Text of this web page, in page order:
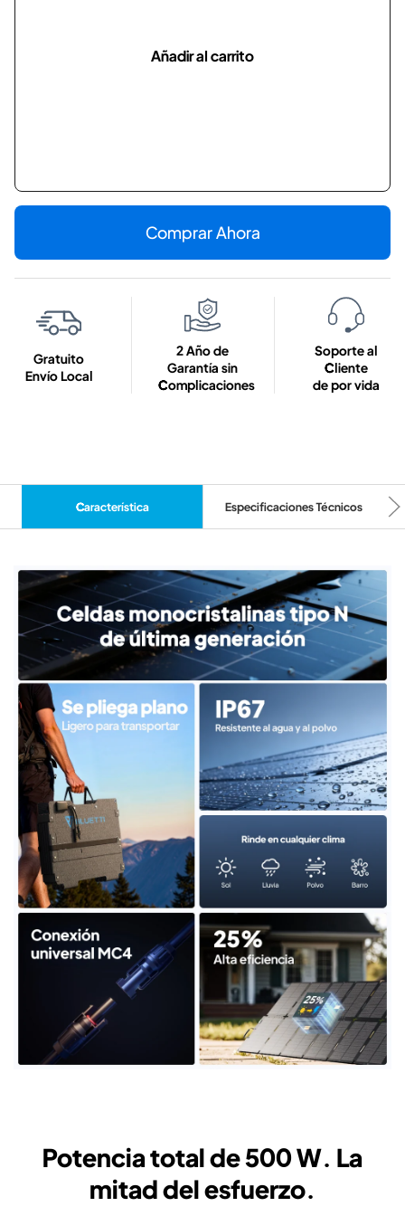
Añadir al carrito
Comprar Ahora
Gratuito
Envío Local
2 Año de
Garantía sin
Complicaciones
Soporte al
Cliente
de por vida
Característica Especificaciones Técnicos
Potencia total de 500 W. La
mitad del esfuerzo.